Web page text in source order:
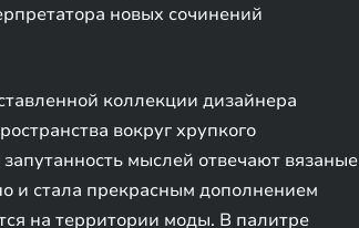
новых сочинений
коллекции дизайнера
вокруг хрупкого
мыслей отвечают вязаные
и стала прекрасным дополнением
на территории моды. В палитре